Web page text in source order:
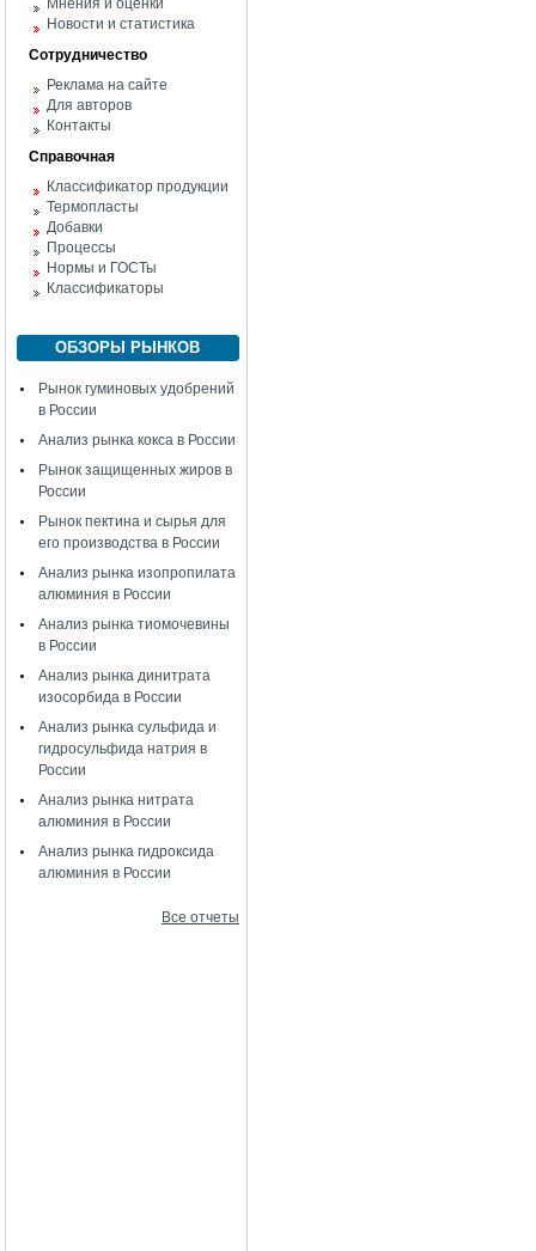
Мнения и оценки
Новости и статистика
Сотрудничество
Реклама на сайте
Для авторов
Контакты
Справочная
Классификатор продукции
Термопласты
Добавки
Процессы
Нормы и ГОСТы
Классификаторы
ОБЗОРЫ РЫНКОВ
Рынок гуминовых удобрений
в России
Анализ рынка кокса в России
Рынок защищенных жиров в
России
Рынок пектина и сырья для
его производства в России
Анализ рынка изопропилата
алюминия в России
Анализ рынка тиомочевины
в России
Анализ рынка динитрата
изосорбида в России
Анализ рынка сульфида и
гидросульфида натрия в
России
Анализ рынка нитрата
алюминия в России
Анализ рынка гидроксида
алюминия в России
Все отчеты